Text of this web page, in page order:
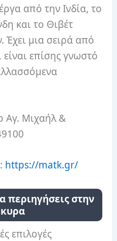
από την Ινδία, το
και το Θιβέτ
μια σειρά από
επίσης γνωστό
Αγ. Μιχαήλ &
https://matk.gr/
περιηγήσεις στην
επιλογές